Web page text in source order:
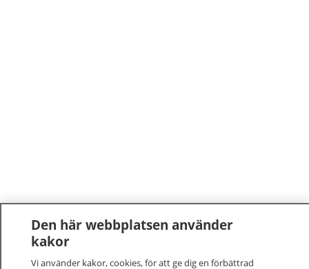
Den här webbplatsen använder
kakor
Vi använder kakor, cookies, för att ge dig en förbättrad